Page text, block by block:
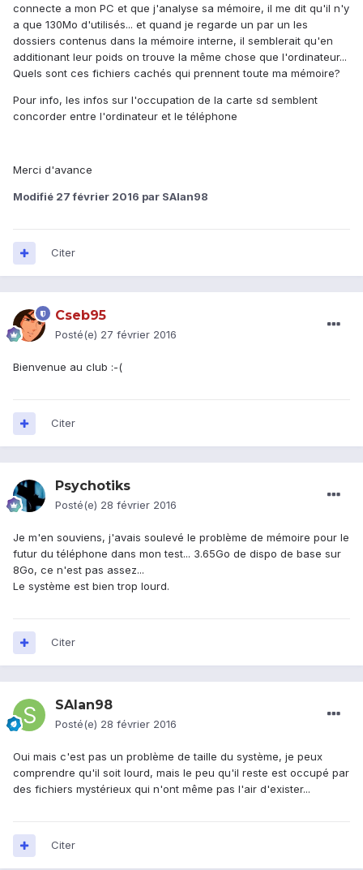
connecte a mon PC et que j'analyse sa mémoire, il me dit qu'il n'y
a que 130Mo d'utilisés... et quand je regarde un par un les
dossiers contenus dans la mémoire interne, il semblerait qu'en
additionant leur poids on trouve la même chose que l'ordinateur...
Quels sont ces fichiers cachés qui prennent toute ma mémoire?
Pour info, les infos sur l'occupation de la carte sd semblent
concorder entre l'ordinateur et le téléphone
Merci d'avance
Modifié 27 février 2016 par SAlan98
Citer
Cseb95
Posté(e) 27 février 2016
Bienvenue au club :-(
Citer
Psychotiks
Posté(e) 28 février 2016
Je m'en souviens, j'avais soulevé le problème de mémoire pour le
futur du téléphone dans mon test... 3.65Go de dispo de base sur
8Go, ce n'est pas assez...
Le système est bien trop lourd.
Citer
SAlan98
Posté(e) 28 février 2016
Oui mais c'est pas un problème de taille du système, je peux
comprendre qu'il soit lourd, mais le peu qu'il reste est occupé par
des fichiers mystérieux qui n'ont même pas l'air d'exister...
Citer